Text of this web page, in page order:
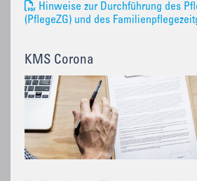
Hinweise zur Durchführung des
(PflegeZG) und des
KMS Corona